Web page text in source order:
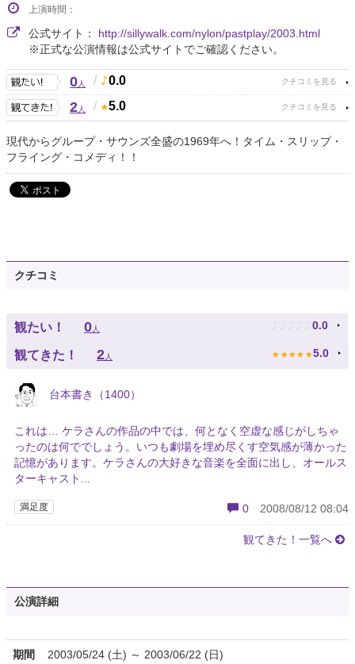
上演時間：
公式サイト： http://sillywalk.com/nylon/pastplay/2003.html
※正式な公演情報は公式サイトでご確認ください。
0人 / 0.0
2人 / 5.0
現代からグループ・サウンズ全盛の1969年へ！タイム・スリップ・
フライング・コメディ！！
クチコミ
観たい！ 0 人 ♪ ♪ ♪ ♪ ♪ 0.0
観てきた！ 2 人 ★ ★ ★ ★ ★ 5.0
台本書き（1400）
これは… ケラさんの作品の中では、何となく空虚な感じがしちゃ
ったのは何ででしょう。いつも劇場を埋め尽くす空気感が薄かった
記憶があります。ケラさんの大好きな音楽を全面に出し、オールス
ターキャスト...
満足度 0 2008/08/12 08:04
観てきた！一覧へ
公演詳細
期間 2003/05/24 (土) ～ 2003/06/22 (日)